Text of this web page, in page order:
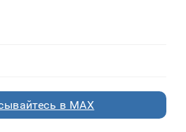
в MAX